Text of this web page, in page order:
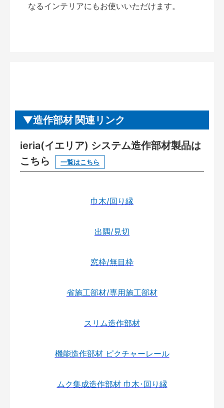
なるインテリアにもお使いいただけます。
造作部材 関連リンク
ieria(イエリア) システム造作部材製品は
こちら
一覧はこちら
巾木/回り縁
出隅/見切
窓枠/無目枠
省施工部材/専用施工部材
スリム造作部材
機能造作部材 ピクチャーレール
ムク集成造作部材 巾木･回り縁